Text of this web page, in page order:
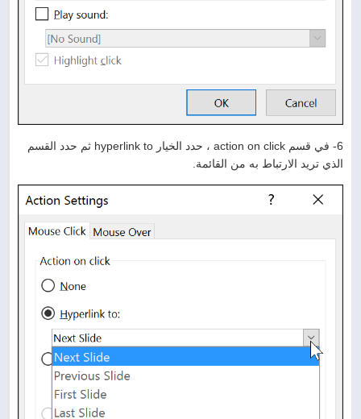
6- في قسم action on click ، حدد الخيار hyperlink to ثم حدد القسم
الذي تريد الارتباط به من القائمة.